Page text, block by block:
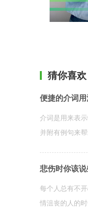
猜你喜欢
便捷的介词
介词是用来表
并附有例句来
悲伤时你该
每个人总有不
情沮丧的人的